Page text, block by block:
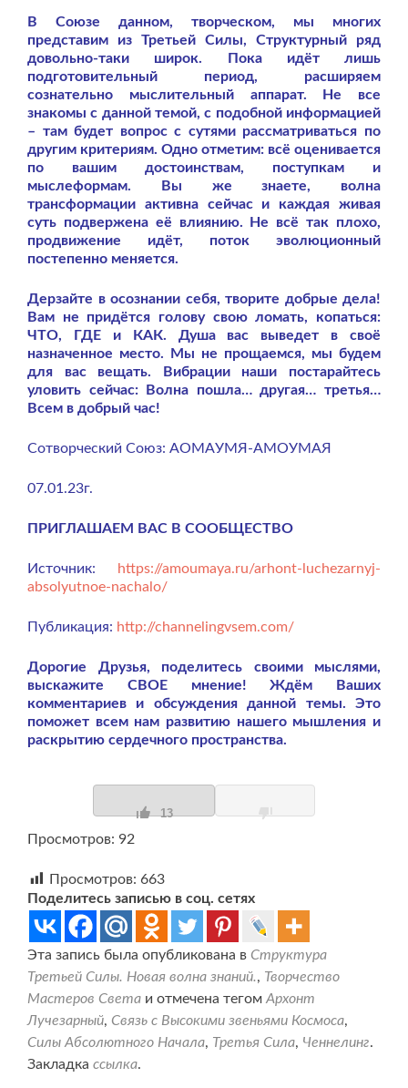
В Союзе данном, творческом, мы многих
представим из Третьей Силы, Структурный ряд
довольно-таки широк. Пока идёт лишь
подготовительный период, расширяем
сознательно мыслительный аппарат. Не все
знакомы с данной темой, с подобной информацией
– там будет вопрос с сутями рассматриваться по
другим критериям. Одно отметим: всё оценивается
по вашим достоинствам, поступкам и
мыслеформам. Вы же знаете, волна
трансформации активна сейчас и каждая живая
суть подвержена её влиянию. Не всё так плохо,
продвижение идёт, поток эволюционный
постепенно меняется.
Дерзайте в осознании себя, творите добрые дела!
Вам не придётся голову свою ломать, копаться:
ЧТО, ГДЕ и КАК. Душа вас выведет в своё
назначенное место. Мы не прощаемся, мы будем
для вас вещать. Вибрации наши постарайтесь
уловить сейчас: Волна пошла… другая… третья…
Всем в добрый час!
Сотворческий Союз: АОМАУМЯ-АМОУМАЯ
07.01.23г.
ПРИГЛАШАЕМ ВАС В СООБЩЕСТВО
Источник:
https://amoumaya.ru/arhont-luchezarnyj-
absolyutnoe-nachalo/
Публикация: http://channelingvsem.com/
Дорогие Друзья, поделитесь своими мыслями,
выскажите СВОЕ мнение! Ждём Ваших
комментариев и обсуждения данной темы. Это
поможет всем нам развитию нашего мышления и
раскрытию сердечного пространства.
13
Просмотров: 92
Просмотров: 663
Поделитесь записью в соц. сетях
Эта запись была опубликована в Структура
Третьей Силы. Новая волна знаний., Творчество
Мастеров Света и отмечена тегом Архонт
Лучезарный, Связь с Высокими звеньями Космоса,
Силы Абсолютного Начала, Третья Сила, Ченнелинг.
Закладка ссылка.